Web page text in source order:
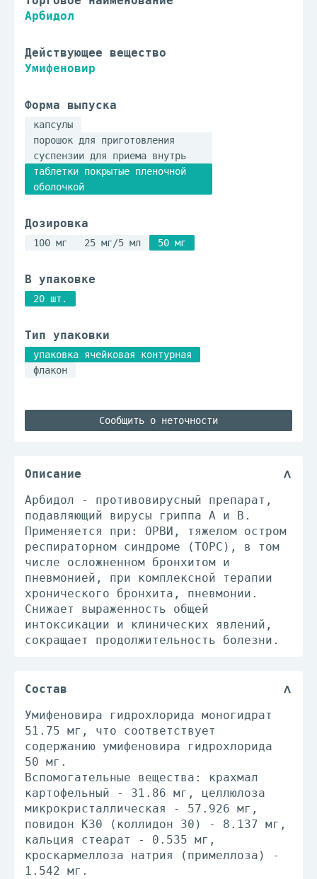
Арбидол
Действующее вещество
Умифеновир
Форма выпуска
капсулы
порошок для приготовления
суспензии для приема внутрь
таблетки покрытые пленочной
оболочкой
Дозировка
100 мг 25 мг/5 мл 50 мг
В упаковке
20 шт.
Тип упаковки
упаковка ячейковая контурная
флакон
Сообщить о неточности
Описание
Арбидол - противовирусный препарат,
подавляющий вирусы гриппа А и В.
Применяется при: ОРВИ, тяжелом остром
респираторном синдроме (ТОРС), в том
числе осложненном бронхитом и
пневмонией, при комплексной терапии
хронического бронхита, пневмонии.
Снижает выраженность общей
интоксикации и клинических явлений,
сокращает продолжительность болезни.
Состав
Умифеновира гидрохлорида моногидрат
51.75 мг, что соответствует
содержанию умифеновира гидрохлорида
50 мг.
Вспомогательные вещества: крахмал
картофельный - 31.86 мг, целлюлоза
микрокристаллическая - 57.926 мг,
повидон K30 (коллидон 30) - 8.137 мг,
кальция стеарат - 0.535 мг,
кроскармеллоза натрия (примеллоза) -
1.542 мг.